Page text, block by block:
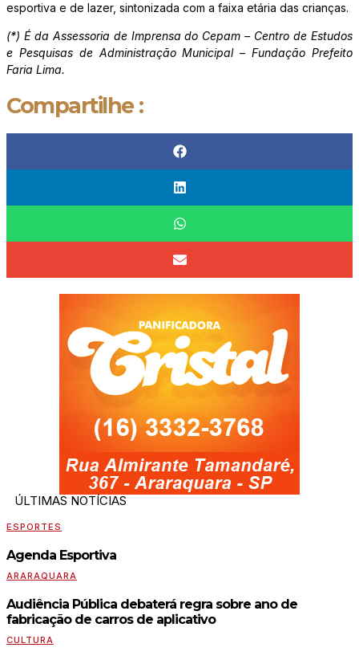
esportiva e de lazer, sintonizada com a faixa etária das crianças.
(*) É da Assessoria de Imprensa do Cepam – Centro de Estudos
e Pesquisas de Administração Municipal – Fundação Prefeito
Faria Lima.
Compartilhe :
ÚLTIMAS NOTÍCIAS
ESPORTES
Agenda Esportiva
ARARAQUARA
Audiência Pública debaterá regra sobre ano de
fabricação de carros de aplicativo
CULTURA